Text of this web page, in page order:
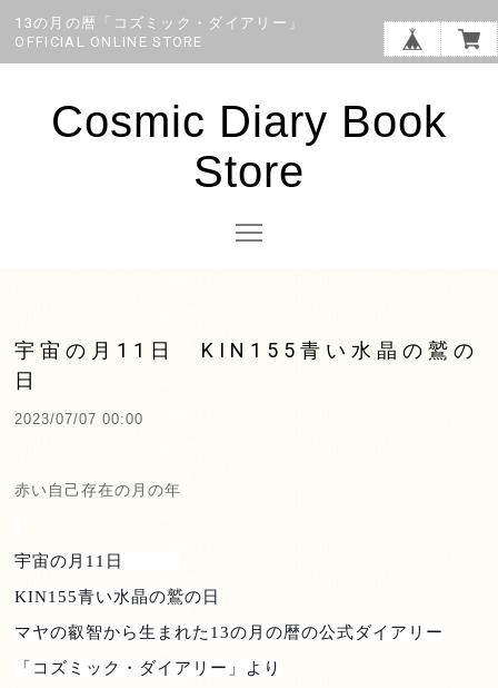
13の月の暦「コズミック・ダイアリー」
OFFICIAL ONLINE STORE
Cosmic Diary Book
Store
宇宙の月11日 KIN155青い水晶の鷲の
日
2023/07/07 00:00
赤い自己存在の月の年
宇宙の月 11 日
KIN155青い水晶の鷲の日
マヤの叡智から生まれた 13の月の暦の公式ダイアリー
「コズミック・ダイアリー」より